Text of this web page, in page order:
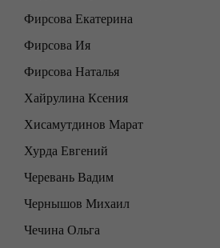
Фирсова Екатерина
Фирсова Ия
Фирсова Наталья
Хайрулина Ксения
Хисамутдинов Марат
Хурда Евгений
Черевань Вадим
Чернышов Михаил
Чечина Ольга